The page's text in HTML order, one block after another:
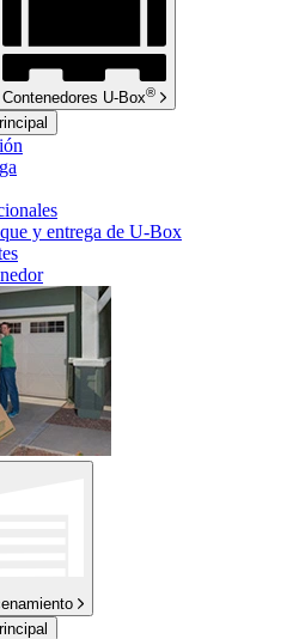
Contenedores U-Box®
y entrega de U-Box